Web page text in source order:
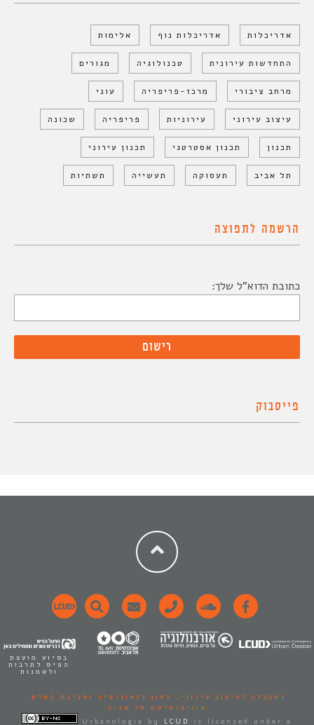
אדריכלות אדריכלות נוף אלימות
התחדשות עירונית טכנולוגיה מגורים
מרחב ציבורי מרכז-פריפריה עוני
עיצוב עירוני עירוניות פריפריה שכונה
תכנון תכנון אסטרטגי תכנון עירוני
תל אביב תעסוקה תעשייה תשתיות
הרשמה לתפוצה
כתובת הדוא"ל שלך:
פייסבוק
בסיוע מועצת
הפיס לתרבות
ולאמנות
המעבדה לעיצוב עירוני,
החוג לגאוגרפיה וסביבת האדם.
אוניברסיטת תל אביב
Urbanologia by LCUD is licensed under a